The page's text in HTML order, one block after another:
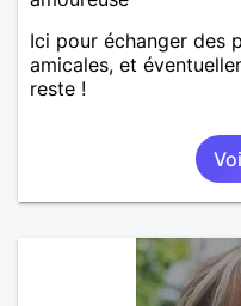
Ici pour échanger des
amicales, et
reste !